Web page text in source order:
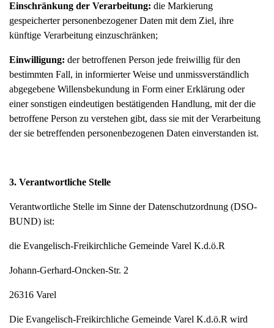
Einschränkung der Verarbeitung: die Markierung
gespeicherter personenbezogener Daten mit dem Ziel, ihre
künftige Verarbeitung einzuschränken;
Einwilligung: der betroffenen Person jede freiwillig für den
bestimmten Fall, in informierter Weise und unmissverständlich
abgegebene Willensbekundung in Form einer Erklärung oder
einer sonstigen eindeutigen bestätigenden Handlung, mit der die
betroffene Person zu verstehen gibt, dass sie mit der Verarbeitung
der sie betreffenden personenbezogenen Daten einverstanden ist.
3. Verantwortliche Stelle
Verantwortliche Stelle im Sinne der Datenschutzordnung (DSO-
BUND) ist:
die Evangelisch-Freikirchliche Gemeinde Varel K.d.ö.R
Johann-Gerhard-Oncken-Str. 2
26316 Varel
Die Evangelisch-Freikirchliche Gemeinde Varel K.d.ö.R wird